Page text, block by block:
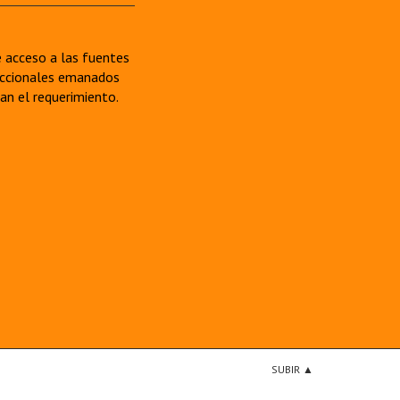
acceso a las fuentes
emanados
el requerimiento.
SUBIR ▲